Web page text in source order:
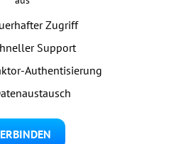
Zugriff
Support
Authentisierung